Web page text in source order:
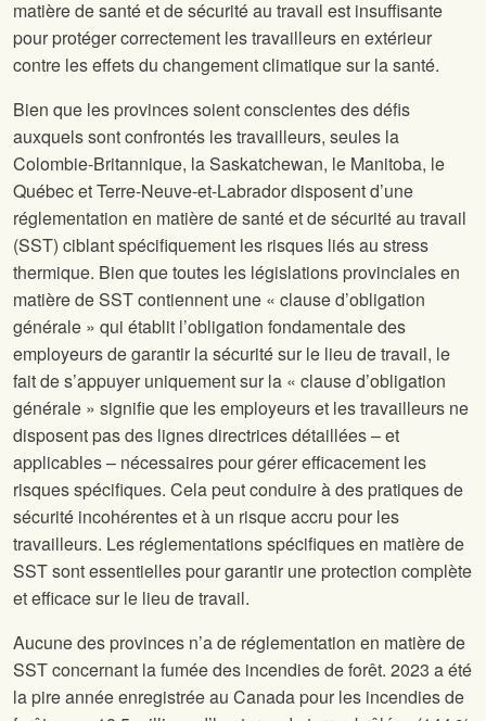
matière de santé et de sécurité au travail est insuffisante
pour protéger correctement les travailleurs en extérieur
contre les effets du changement climatique sur la santé.
Bien que les provinces soient conscientes des défis
auxquels sont confrontés les travailleurs, seules la
Colombie-Britannique, la Saskatchewan, le Manitoba, le
Québec et Terre-Neuve-et-Labrador disposent d’une
réglementation en matière de santé et de sécurité au travail
(SST) ciblant spécifiquement les risques liés au stress
thermique. Bien que toutes les législations provinciales en
matière de SST contiennent une « clause d’obligation
générale » qui établit l’obligation fondamentale des
employeurs de garantir la sécurité sur le lieu de travail, le
fait de s’appuyer uniquement sur la « clause d’obligation
générale » signifie que les employeurs et les travailleurs ne
disposent pas des lignes directrices détaillées – et
applicables – nécessaires pour gérer efficacement les
risques spécifiques. Cela peut conduire à des pratiques de
sécurité incohérentes et à un risque accru pour les
travailleurs. Les réglementations spécifiques en matière de
SST sont essentielles pour garantir une protection complète
et efficace sur le lieu de travail.
Aucune des provinces n’a de réglementation en matière de
SST concernant la fumée des incendies de forêt. 2023 a été
la pire année enregistrée au Canada pour les incendies de